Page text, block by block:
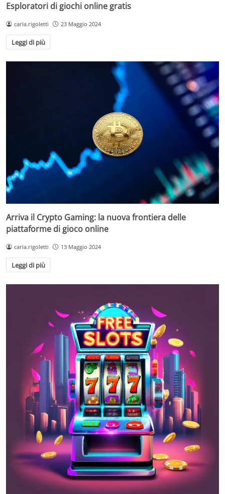
Esploratori di giochi online gratis
carla.rigoletti 23 Maggio 2024
Leggi di più
Arriva il Crypto Gaming: la nuova frontiera delle
piattaforme di gioco online
carla.rigoletti 13 Maggio 2024
Leggi di più